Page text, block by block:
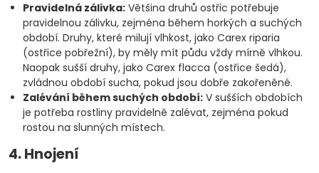
Pravidelná zálivka: Většina druhů ostřic potřebuje
pravidelnou zálivku, zejména během horkých a suchých
období. Druhy, které milují vlhkost, jako Carex riparia
(ostřice pobřežní), by měly mít půdu vždy mírně vlhkou.
Naopak sušší druhy, jako Carex flacca (ostřice šedá),
zvládnou období sucha, pokud jsou dobře zakořeněné.
Zalévání během suchých období: V sušších obdobích
je potřeba rostliny pravidelně zalévat, zejména pokud
rostou na slunných místech.
4. Hnojení